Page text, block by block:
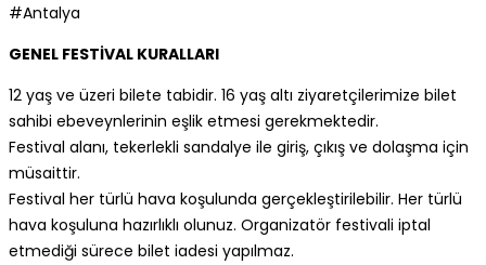
#Antalya
GENEL FESTİVAL KURALLARI
12 yaş ve üzeri bilete tabidir. 16 yaş altı ziyaretçilerimize bilet
sahibi ebeveynlerinin eşlik etmesi gerekmektedir.
Festival alanı, tekerlekli sandalye ile giriş, çıkış ve dolaşma için
müsaittir.
Festival her türlü hava koşulunda gerçekleştirilebilir. Her türlü
hava koşuluna hazırlıklı olunuz. Organizatör festivali iptal
etmediği sürece bilet iadesi yapılmaz.